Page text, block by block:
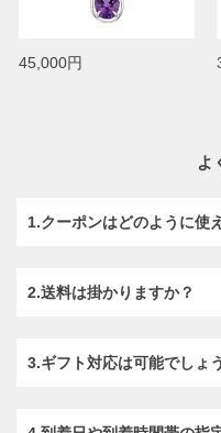
45,000円
よ
1.クーポンはどのように使
2.送料は掛かりますか？
3.ギフト対応は可能でしょ